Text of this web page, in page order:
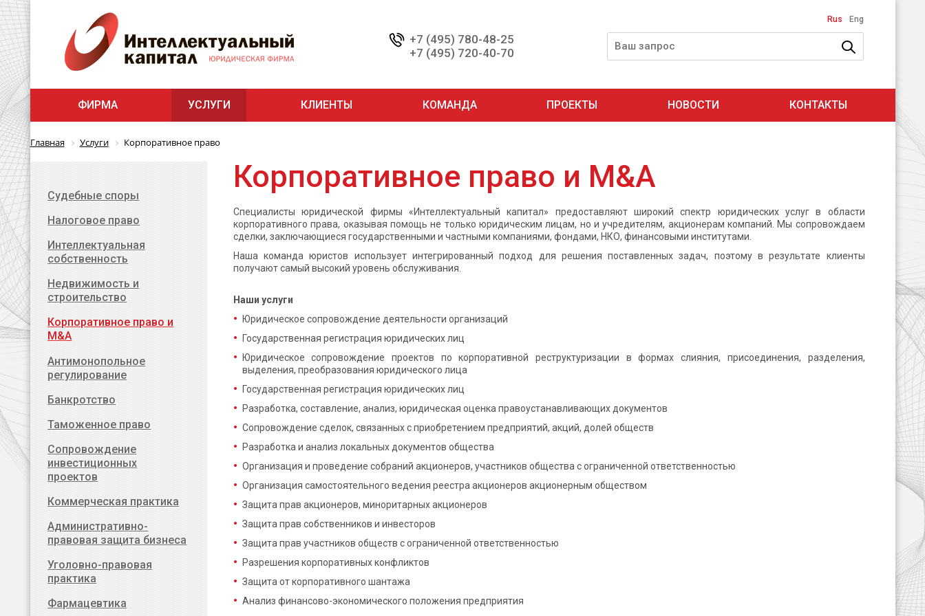
+7 (495) 780-48-25
+7 (495) 720-40-70
Rus Eng
ФИРМА УСЛУГИ КЛИЕНТЫ КОМАНДА ПРОЕКТЫ НОВОСТИ КОНТАКТЫ
Главная Услуги Корпоративное право
Корпоративное право и M&A
Специалисты юридической фирмы «Интеллектуальный капитал» предоставляют широкий спектр юридических услуг в области
корпоративного права, оказывая помощь не только юридическим лицам, но и учредителям, акционерам компаний. Мы сопровождаем
сделки, заключающиеся государственными и частными компаниями, фондами, НКО, финансовыми институтами.
Наша команда юристов использует интегрированный подход для решения поставленных задач, поэтому в результате клиенты
получают самый высокий уровень обслуживания.
Наши услуги
Юридическое сопровождение деятельности организаций
Государственная регистрация юридических лиц
Юридическое сопровождение проектов по корпоративной реструктуризации в формах слияния, присоединения, разделения,
выделения, преобразования юридического лица
Государственная регистрация юридических лиц
Разработка, составление, анализ, юридическая оценка правоустанавливающих документов
Сопровождение сделок, связанных с приобретением предприятий, акций, долей обществ
Разработка и анализ локальных документов общества
Организация и проведение собраний акционеров, участников общества с ограниченной ответственностью
Организация самостоятельного ведения реестра акционеров акционерным обществом
Защита прав акционеров, миноритарных акционеров
Защита прав собственников и инвесторов
Защита прав участников обществ с ограниченной ответственностью
Разрешения корпоративных конфликтов
Защита от корпоративного шантажа
Анализ финансово-экономического положения предприятия
Cудебные споры
Налоговое право
Интеллектуальная
собственность
Недвижимость и
строительство
Корпоративное право и
M&A
Антимонопольное
регулирование
Банкротство
Таможенное право
Сопровождение
инвестиционных
проектов
Коммерческая практика
Административно-
правовая защита бизнеса
Уголовно-правовая
практика
Фармацевтика